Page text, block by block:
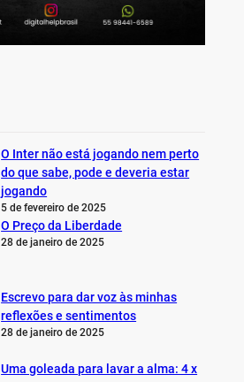
O Inter não está jogando nem perto
do que sabe, pode e deveria estar
jogando
5 de fevereiro de 2025
O Preço da Liberdade
28 de janeiro de 2025
Escrevo para dar voz às minhas
reflexões e sentimentos
28 de janeiro de 2025
Uma goleada para lavar a alma: 4 x